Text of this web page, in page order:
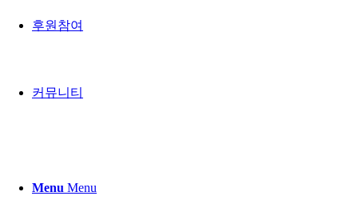
후원참여
커뮤니티
Menu Menu